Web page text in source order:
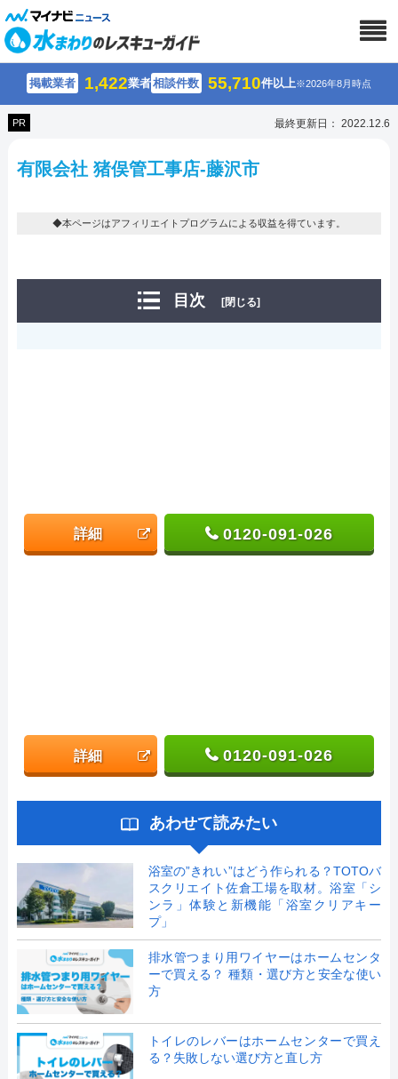
掲載業者 1,422業者相談件数 55,710件以上※2026年8月時点
PR 最終更新日： 2022.12.6
有限会社 猪俣管工事店-藤沢市
◆本ページはアフィリエイトプログラムによる収益を得ています。
目次 [閉じる]
詳細 0120-091-026
詳細 0120-091-026
あわせて読みたい
浴室の”きれい”はどう作られる？TOTOバ
スクリエイト佐倉工場を取材。浴室「シ
ンラ」体験と新機能「浴室クリアキー
プ」
排水管つまり用ワイヤーはホームセンタ
ーで買える？ 種類・選び方と安全な使い
方
トイレのレバーはホームセンターで買え
る？失敗しない選び方と直し方